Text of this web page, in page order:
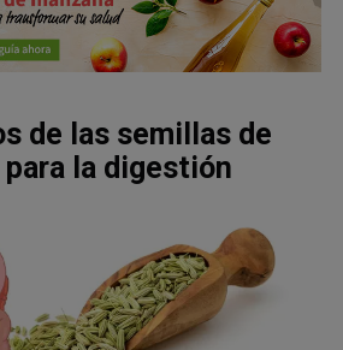
de las semillas de
la digestión